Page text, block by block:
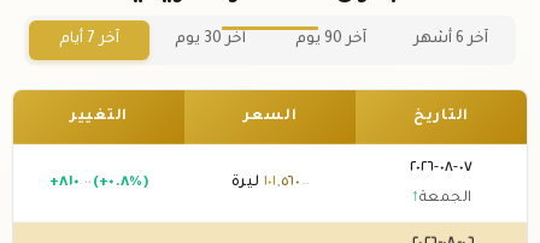
آخر 6 أشهر آخر 90 يوم آخر 30 يوم آخر 7 أيام
التاريخ السعر التغيير
٠٧-٠٨-٢٠٢٦
الجمعة↑
١٠١,٥٦٠ .٠٠ ليرة +٨١٠ .٠٠ (+٠.٨%)